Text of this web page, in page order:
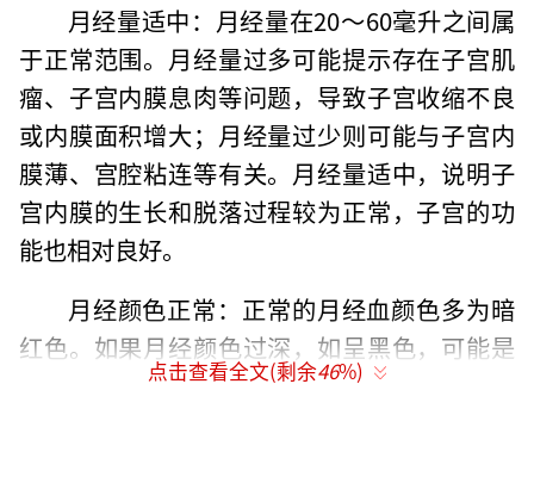
月经量适中：月经量在20～60毫升之间属
于正常范围。月经量过多可能提示存在子宫肌
瘤、子宫内膜息肉等问题，导致子宫收缩不良
或内膜面积增大；月经量过少则可能与子宫内
膜薄、宫腔粘连等有关。月经量适中，说明子
宫内膜的生长和脱落过程较为正常，子宫的功
能也相对良好。
月经颜色正常：正常的月经血颜色多为暗
红色。如果月经颜色过深，如呈黑色，可能是
经血在子宫内停留时间过长，有宫寒或气滞血
点击查看全文(剩余46%)